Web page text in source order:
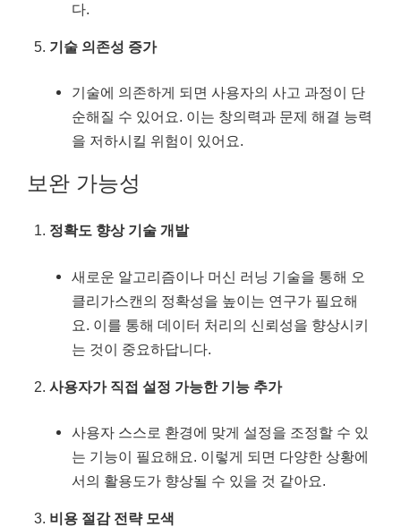
다.
기술 의존성 증가
기술에 의존하게 되면 사용자의 사고 과정이 단
순해질 수 있어요. 이는 창의력과 문제 해결 능력
을 저하시킬 위험이 있어요.
보완 가능성
정확도 향상 기술 개발
새로운 알고리즘이나 머신 러닝 기술을 통해 오
클리가스캔의 정확성을 높이는 연구가 필요해
요. 이를 통해 데이터 처리의 신뢰성을 향상시키
는 것이 중요하답니다.
사용자가 직접 설정 가능한 기능 추가
사용자 스스로 환경에 맞게 설정을 조정할 수 있
는 기능이 필요해요. 이렇게 되면 다양한 상황에
서의 활용도가 향상될 수 있을 것 같아요.
비용 절감 전략 모색